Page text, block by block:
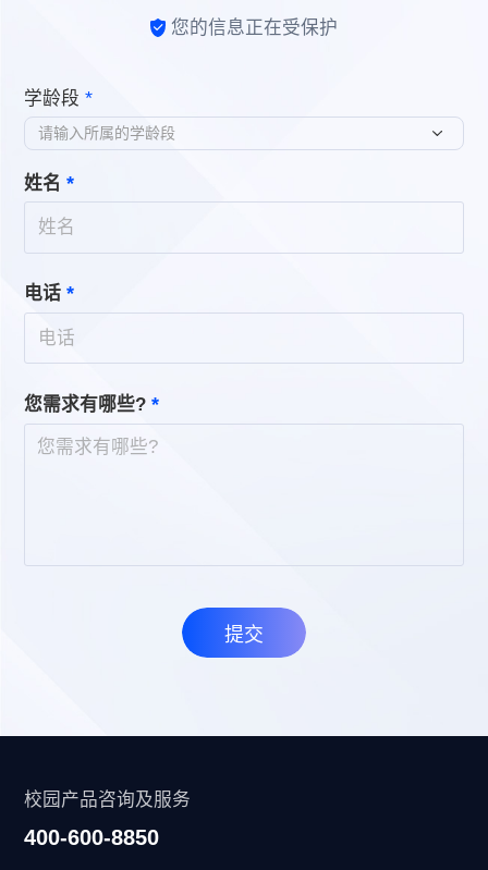
您的信息正在受保护
学龄段*
请输入所属的学龄段
姓名*
电话*
您需求有哪些?*
提交
校园产品咨询及服务
400-600-8850